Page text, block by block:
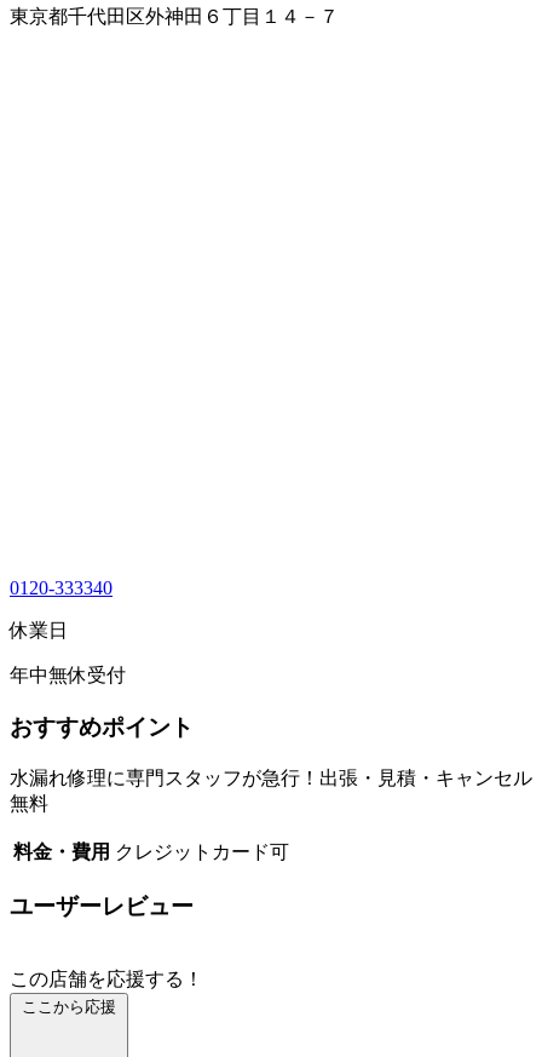
東京都千代田区外神田６丁目１４－７
0120-333340
休業日
年中無休受付
おすすめポイント
水漏れ修理に専門スタッフが急行！出張・見積・キャンセル
無料
料金・費用 クレジットカード可
ユーザーレビュー
この店舗を応援する！
ここから応援